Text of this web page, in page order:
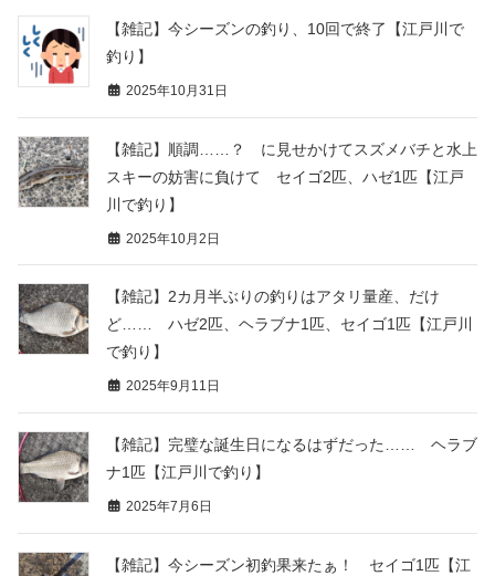
【雑記】今シーズンの釣り、10回で終了【江戸川で
釣り】
2025年10月31日
【雑記】順調……？ に見せかけてスズメバチと水上
スキーの妨害に負けて セイゴ2匹、ハゼ1匹【江戸
川で釣り】
2025年10月2日
【雑記】2カ月半ぶりの釣りはアタリ量産、だけ
ど…… ハゼ2匹、ヘラブナ1匹、セイゴ1匹【江戸川
で釣り】
2025年9月11日
【雑記】完璧な誕生日になるはずだった…… ヘラブ
ナ1匹【江戸川で釣り】
2025年7月6日
【雑記】今シーズン初釣果来たぁ！ セイゴ1匹【江